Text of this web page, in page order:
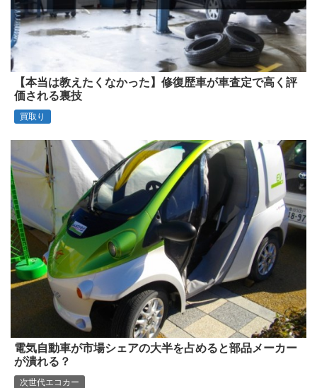
【本当は教えたくなかった】修復歴車が車査定で高く評
価される裏技
買取り
電気自動車が市場シェアの大半を占めると部品メーカー
が潰れる？
次世代エコカー